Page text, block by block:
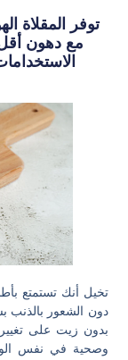
توفر المقلاة
مع دهون
تخيل أنك تستمتع
دون الشعور بالذنب
بدون زيت على
وصحية في نفس